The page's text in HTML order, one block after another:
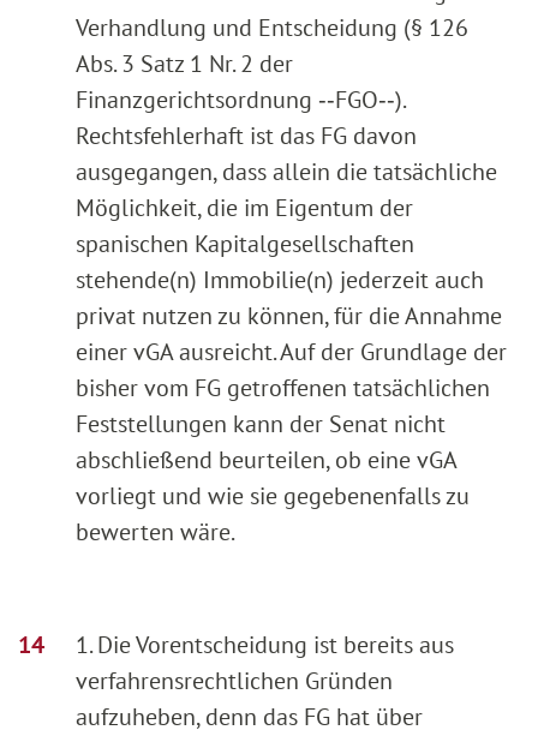
Verhandlung und Entscheidung (§ 126
Abs. 3 Satz 1 Nr. 2 der
Finanzgerichtsordnung ‑‑FGO‑‑).
Rechtsfehlerhaft ist das FG davon
ausgegangen, dass allein die tatsächliche
Möglichkeit, die im Eigentum der
spanischen Kapitalgesellschaften
stehende(n) Immobilie(n) jederzeit auch
privat nutzen zu können, für die Annahme
einer vGA ausreicht. Auf der Grundlage der
bisher vom FG getroffenen tatsächlichen
Feststellungen kann der Senat nicht
abschließend beurteilen, ob eine vGA
vorliegt und wie sie gegebenenfalls zu
bewerten wäre.
1. Die Vorentscheidung ist bereits aus
verfahrensrechtlichen Gründen
aufzuheben, denn das FG hat über